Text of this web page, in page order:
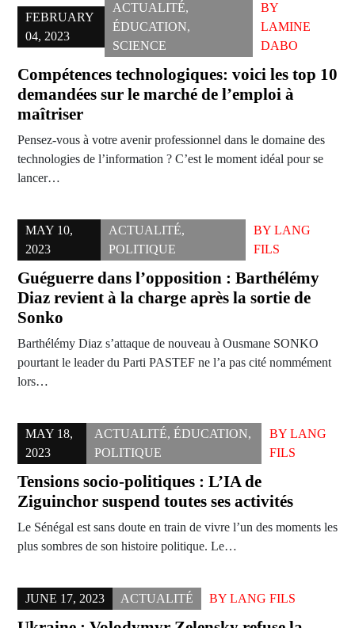
FEBRUARY
04, 2023
ACTUALITÉ,
ÉDUCATION,
SCIENCE
BY
LAMINE
DABO
Compétences technologiques: voici les top 10
demandées sur le marché de l’emploi à
maîtriser
Pensez-vous à votre avenir professionnel dans le domaine des
technologies de l’information ? C’est le moment idéal pour se
lancer…
MAY 10,
2023
ACTUALITÉ,
POLITIQUE
BY LANG
FILS
Guéguerre dans l’opposition : Barthélémy
Diaz revient à la charge après la sortie de
Sonko
Barthélémy Diaz s’attaque de nouveau à Ousmane SONKO
pourtant le leader du Parti PASTEF ne l’a pas cité nommément
lors…
MAY 18,
2023
ACTUALITÉ,ÉDUCATION,
POLITIQUE
BY LANG
FILS
Tensions socio-politiques : L’IA de
Ziguinchor suspend toutes ses activités
Le Sénégal est sans doute en train de vivre l’un des moments les
plus sombres de son histoire politique. Le…
JUNE 17, 2023 ACTUALITÉ BY LANG FILS